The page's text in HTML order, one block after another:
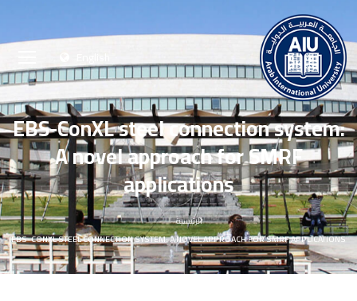
EBS-ConXL steel connection system:
A novel approach for SMRF
applications
الرئيسية
EBS-CONXL STEEL CONNECTION SYSTEM: A NOVEL APPROACH FOR SMRF APPLICATIONS